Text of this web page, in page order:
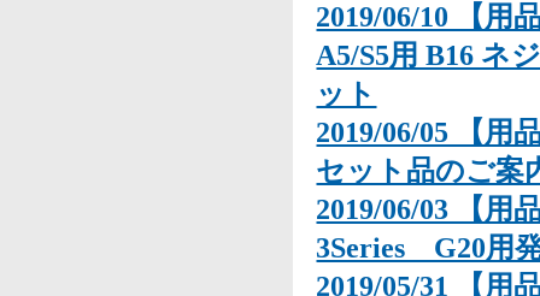
2019/06/10 【用
A5/S5用 B16 ネ
ット
2019/06/05 【用
セット品のご案
2019/06/03 【用
3Series G20用
2019/05/31 【用